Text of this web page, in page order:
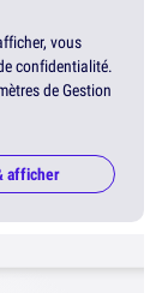
vous
confidentialité.
de Gestion
afficher